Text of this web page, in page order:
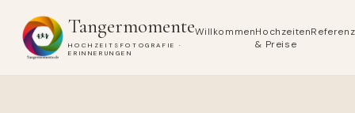
Tangermomente
HOCHZEITSFOTOGRAFIE ·
ERINNERUNGEN
WillkommenHochzeiten
& Preise